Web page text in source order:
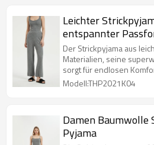
Leichter
entspannter
Der Strickpyjama aus
Materialien, seine
sorgt für endlosen
Modell:THP2021K04
Damen Baumwolle
Pyjama